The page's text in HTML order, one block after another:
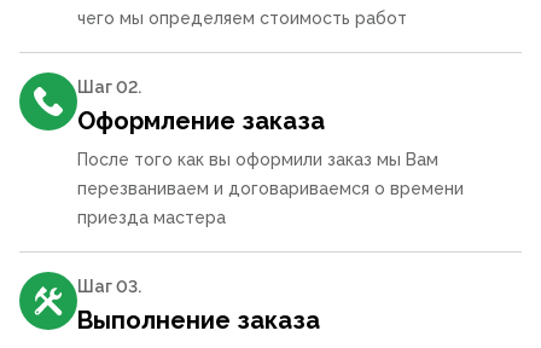
чего мы определяем стоимость работ
Шаг 02.
Оформление заказа
После того как вы оформили заказ мы Вам
перезваниваем и договариваемся о времени
приезда мастера
Шаг 03.
Выполнение заказа